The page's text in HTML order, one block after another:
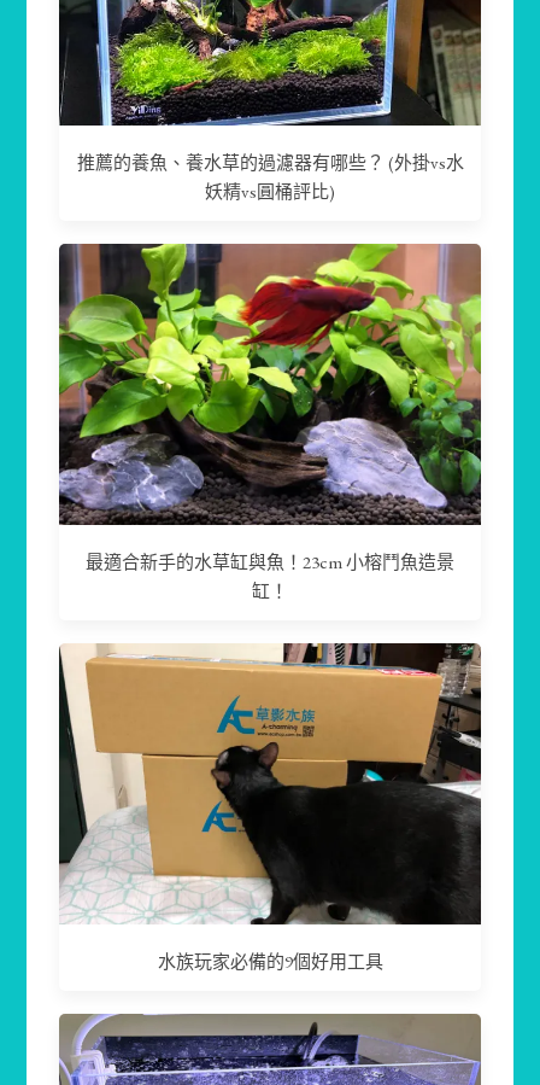
推薦的養魚、養水草的過濾器有哪些？ (外掛vs水
妖精vs圓桶評比)
最適合新手的水草缸與魚！23cm 小榕鬥魚造景
缸！
水族玩家必備的9個好用工具